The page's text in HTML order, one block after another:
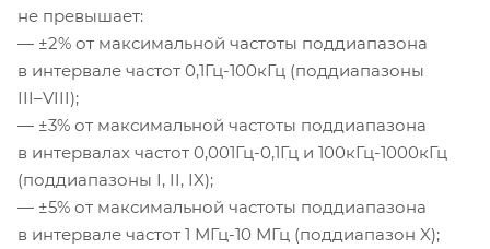
не превышает:
— ±2% от максимальной частоты поддиапазона
в интервале частот 0,1Гц-100кГц (поддиапазоны
III–VIII);
— ±3% от максимальной частоты поддиапазона
в интервалах частот 0,001Гц-0,1Гц и 100кГц-1000кГц
(поддиапазоны І, II, IX);
— ±5% от максимальной частоты поддиапазона
в интервале частот 1 МГц-10 МГц (поддиапазон X);